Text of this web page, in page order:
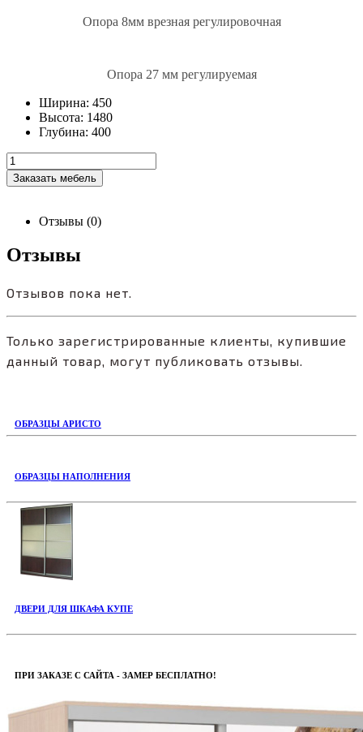
Опора 8мм врезная регулировочная
Опора 27 мм регулируемая
Ширина: 450
Высота: 1480
Глубина: 400
Заказать мебель
Отзывы (0)
Отзывы
Отзывов пока нет.
Только зарегистрированные клиенты, купившие
данный товар, могут публиковать отзывы.
ОБРАЗЦЫ АРИСТО
ОБРАЗЦЫ НАПОЛНЕНИЯ
ДВЕРИ ДЛЯ ШКАФА КУПЕ
ПРИ ЗАКАЗЕ С САЙТА - ЗАМЕР БЕСПЛАТНО!